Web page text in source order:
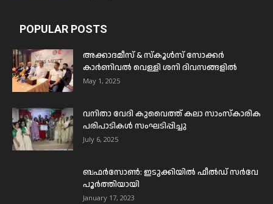
POPULAR POSTS
അക്കാദമീസ് & സ്കൂൾസ് സോക്കർ
കാർണിവൽ വെള്ളി ശനി ദിവസങ്ങളിൽ
May 1, 2025
വനിതാ വേദി കുവൈത്ത് കലാ സാംസ്കാരിക
പരിപാടികൾ സംഘടിപ്പിച്ചു
July 6, 2025
ബഫര്‍സോണ്‍: ഇടുക്കിയില്‍ ഫീല്‍ഡ് സര്‍വേ
പൂര്‍ത്തിയായി
January 17, 2023